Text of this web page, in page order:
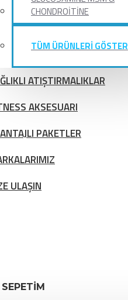
CHONDROİTİNE
TÜM ÜRÜNLERİ GÖSTER
ATIŞTIRMALIKLAR
AKSESUARI
PAKETLER
ULAŞIN